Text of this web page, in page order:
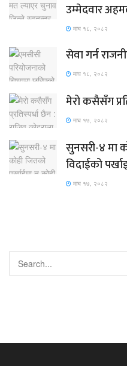
उम्मेदवार
माघ १८, २०८२
सेवा गर्न
माघ १८, २०८२
मेरो कसैसँग
माघ १७, २०८२
सुनसरी-४ मा
विदाईको
माघ १७, २०८२